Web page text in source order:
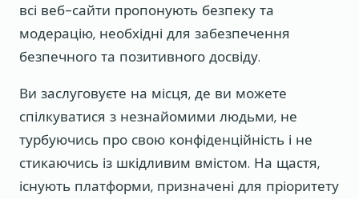
всі веб-сайти пропонують безпеку та
модерацію, необхідні для забезпечення
безпечного та позитивного досвіду.
Ви заслуговуєте на місця, де ви можете
спілкуватися з незнайомими людьми, не
турбуючись про свою конфіденційність і не
стикаючись із шкідливим вмістом. На щастя,
існують платформи, призначені для пріоритету